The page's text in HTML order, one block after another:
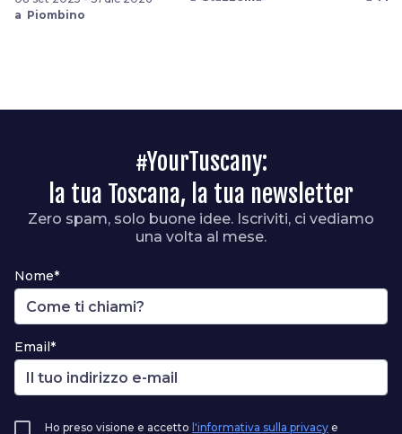
a Piombino
#YourTuscany:
la tua Toscana, la tua newsletter
Zero spam, solo buone idee. Iscriviti, ci vediamo
una volta al mese.
Nome*
Email*
Ho preso visione e accetto l'informativa sulla privacy e